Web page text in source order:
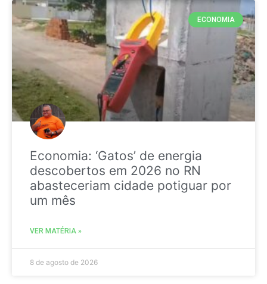
ECONOMIA
Economia: ‘Gatos’ de energia
descobertos em 2026 no RN
abasteceriam cidade potiguar por
um mês
VER MATÉRIA »
8 de agosto de 2026